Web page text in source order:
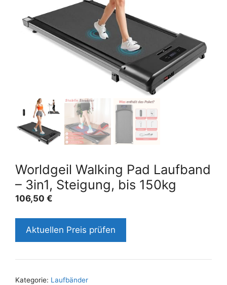
Worldgeil Walking Pad Laufband
– 3in1, Steigung, bis 150kg
106,50 €
Aktuellen Preis prüfen
Kategorie: Laufbänder